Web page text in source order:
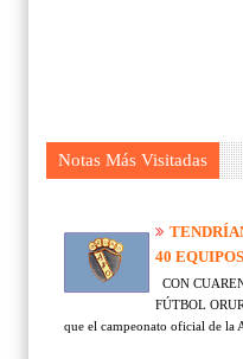
Notas Más Visitadas
40 EQUIPOS
CON
FÚTBOL
que el campeonato oficial de la